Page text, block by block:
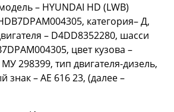
– HYUNDAI HD (LWB)
категория– Д,
– D4DD8352280, шасси
цвет кузова –
298399, тип двигателя-дизель,
знак – АЕ 616 23, (далее –